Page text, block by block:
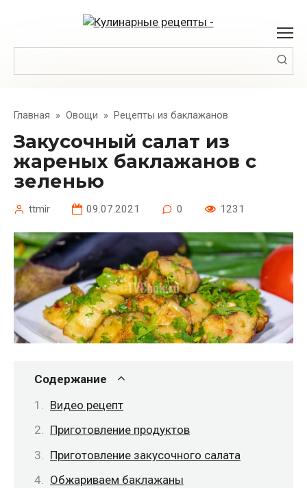
Главная » Овощи » Рецепты из баклажанов
Закусочный салат из
жареных баклажанов с
зеленью
ttmir 09.07.2021 0 1231
Содержание
Видео рецепт
Приготовление продуктов
Приготовление закусочного салата
Обжариваем баклажаны